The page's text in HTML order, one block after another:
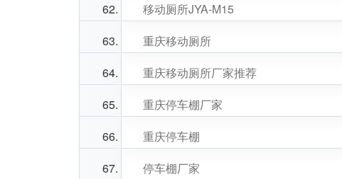
移动厕所JYA-M15
重庆移动厕所
重庆移动厕所厂家推荐
重庆停车棚厂家
重庆停车棚
停车棚厂家